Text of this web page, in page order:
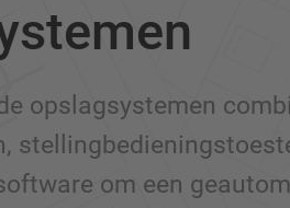
opslagsystemen
om een